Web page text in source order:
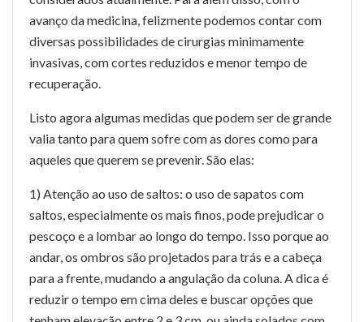
avanço da medicina, felizmente podemos contar com
diversas possibilidades de cirurgias minimamente
invasivas, com cortes reduzidos e menor tempo de
recuperação.
Listo agora algumas medidas que podem ser de grande
valia tanto para quem sofre com as dores como para
aqueles que querem se prevenir. São elas:
1) Atenção ao uso de saltos: o uso de sapatos com
saltos, especialmente os mais finos, pode prejudicar o
pescoço e a lombar ao longo do tempo. Isso porque ao
andar, os ombros são projetados para trás e a cabeça
para a frente, mudando a angulação da coluna. A dica é
reduzir o tempo em cima deles e buscar opções que